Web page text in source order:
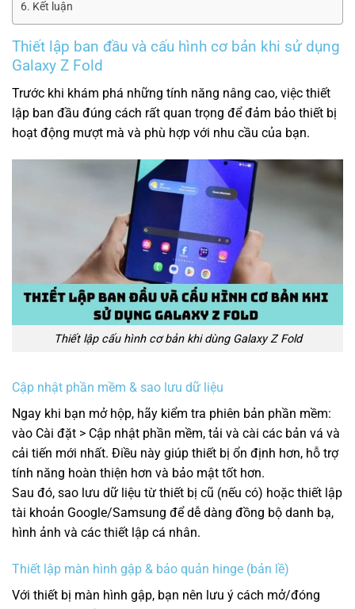
Kết luận
Thiết lập ban đầu và cấu hình cơ bản khi sử dụng
Galaxy Z Fold
Trước khi khám phá những tính năng nâng cao, việc thiết
lập ban đầu đúng cách rất quan trọng để đảm bảo thiết bị
hoạt động mượt mà và phù hợp với nhu cầu của bạn.
Thiết lập cấu hình cơ bản khi dùng Galaxy Z Fold
Cập nhật phần mềm & sao lưu dữ liệu
Ngay khi bạn mở hộp, hãy kiểm tra phiên bản phần mềm:
vào Cài đặt > Cập nhật phần mềm, tải và cài các bản vá và
cải tiến mới nhất. Điều này giúp thiết bị ổn định hơn, hỗ trợ
tính năng hoàn thiện hơn và bảo mật tốt hơn.
Sau đó, sao lưu dữ liệu từ thiết bị cũ (nếu có) hoặc thiết lập
tài khoản Google/Samsung để dễ dàng đồng bộ danh bạ,
hình ảnh và các thiết lập cá nhân.
Thiết lập màn hình gập & bảo quản hinge (bản lề)
Với thiết bị màn hình gập, bạn nên lưu ý cách mở/đóng